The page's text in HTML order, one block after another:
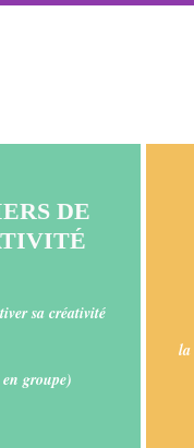
DE
sa créativité
groupe)
la